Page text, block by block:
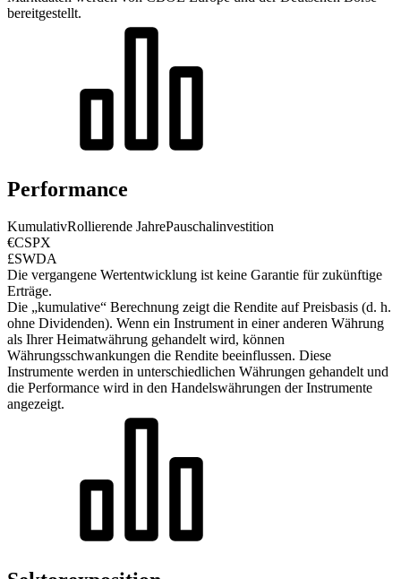
bereitgestellt.
Performance
KumulativRollierende JahrePauschalinvestition
€CSPX
£SWDA
Die vergangene Wertentwicklung ist keine Garantie für zukünftige
Erträge.
Die „kumulative“ Berechnung zeigt die Rendite auf Preisbasis (d. h.
ohne Dividenden). Wenn ein Instrument in einer anderen Währung
als Ihrer Heimatwährung gehandelt wird, können
Währungsschwankungen die Rendite beeinflussen. Diese
Instrumente werden in unterschiedlichen Währungen gehandelt und
die Performance wird in den Handelswährungen der Instrumente
angezeigt.